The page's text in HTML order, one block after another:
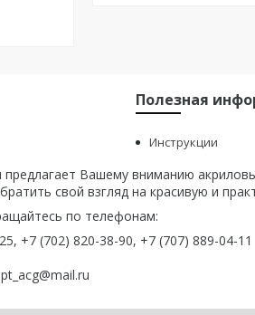
Полезная
Инструкции
Вашему вниманию
свой взгляд на красивую и
по телефонам:
+7 (702) 820-38-90, +7 (707) 889-04-11